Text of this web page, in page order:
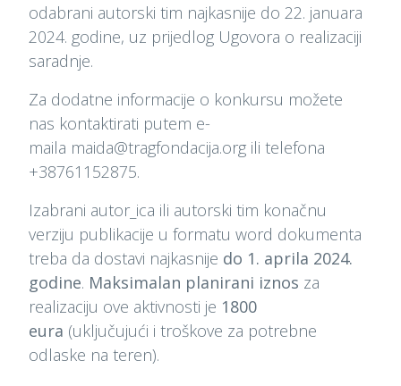
odabrani autorski tim najkasnije do 22. januara
2024. godine, uz prijedlog Ugovora o realizaciji
saradnje.
Za dodatne informacije o konkursu možete
nas kontaktirati putem e-
maila maida@tragfondacija.org ili telefona
+38761152875.
Izabrani autor_ica ili autorski tim konačnu
verziju publikacije u formatu word dokumenta
treba da dostavi najkasnije do 1. aprila 2024.
godine. Maksimalan planirani iznos za
realizaciju ove aktivnosti je 1800
eura (uključujući i troškove za potrebne
odlaske na teren).